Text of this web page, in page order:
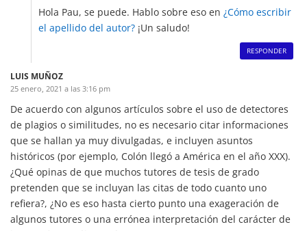
Hola Pau, se puede. Hablo sobre eso en ¿Cómo escribir
el apellido del autor? ¡Un saludo!
RESPONDER
LUIS MUÑOZ
25 enero, 2021 a las 3:16 pm
De acuerdo con algunos artículos sobre el uso de detectores
de plagios o similitudes, no es necesario citar informaciones
que se hallan ya muy divulgadas, e incluyen asuntos
históricos (por ejemplo, Colón llegó a América en el año XXX).
¿Qué opinas de que muchos tutores de tesis de grado
pretenden que se incluyan las citas de todo cuanto uno
refiera?, ¿No es eso hasta cierto punto una exageración de
algunos tutores o una errónea interpretación del carácter de